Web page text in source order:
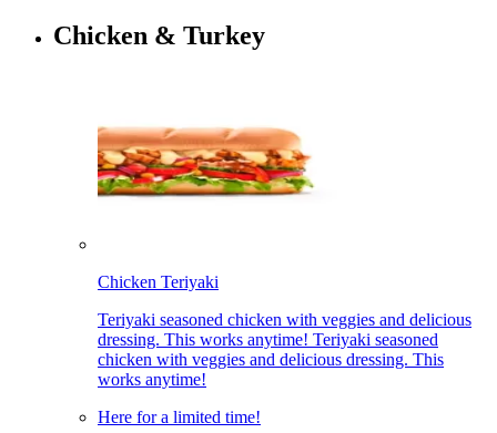
Chicken & Turkey​​​​‌ ‍ ​‍​‍‌‍ ‌ ​‍‌‍‍‌‌‍‌ ‌‍‍‌‌‍ ‍​‍​‍​ ‍‍​‍​‍‌ ​ ‌‍​‌‌‍ ‍‌‍‍‌‌ ‌​‌ ‍‌​‍ ‍‌‍‍‌‌‍ ​‍​‍​‍ ​​‍​‍‌‍‍​‌ ​‍‌‍‌‌‌‍‌‍​‍​‍​ ‍‍​‍​‍‌‍‍​‌ ‌​‌ ‌​‌ ​​‌ ​ ​ ‍‍​‍ ​‍ ‌‍ ‍‌‍ ‌ ​‍‌‍‌​‌‍‍‌‌‍​ ​‍ ‌‌‍​‍‌‍‍‌‌ ‌​‌‍‌‌‌ ​ ​‍ ‌‌‍‌ ‌ ​‍‌‍ ‌ ‌‌‌ ​​​‍ ‌‌ ​ ‌ ‌​‌ ‌‌‌‍‌​‌‍‍‌‌‍ ​‍ ‍‌ ‌‍‌‍‌‌‌ ​‍‌‍​ ‌‍‌‌‌‍ ​​‍ ‍‌‍​‌‌ ​​‌ ​​​‍ ‌‍‍‌‌‍ ‍‌ ‌​‌‍‌‌‌‍ ‍‌ ‌​​‍ ‌‍‌‌‌‍‌​‌‍‍‌‌ ‌​​‍ ‌‍ ‌‌‍ ‌‍‌​‌‍‌‌​ ‌‌ ​​‌ ​‍‌‍‌‌‌ ​ ‌‍‌‌‌‍ ‍‌ ‌​‌‍​‌‌ ‌​‌‍‍‌‌‍ ‌‍ ‍​ ‍ ‌‍‍‌‌‍‌​​ ‌​ ‌‍​ ‌​‌‍‌‍​ ​‌​ ‌‍‌‍​‌​ ​‍‌‍​ ​‍ ‌‌‍​‍‌‍​‍​ ‍​‌‍‌‌​‍ ‌​ ‌​​ ‌​​ ‌‌‌‍​ ​‍ ‌​ ‍‌‌‍​‍​ ​ ‌‍​‌​‍ ‌‌‍​ ​ ​​​ ‍​​ ‍​​ ​​‌‍​‍​ ​ ‌‍‌‌‌‍‌‌​ ‌ ​ ‌​​ ​ ​ ‍ ‌ ‌​‌ ‍‌‌ ​​‌‍‌‌​ ‌‌ ​ ‌ ‌‌‌‍​‍‌‍​ ‌‍​‌‌ ‌​‌‍‌‌‌‍‌ ‌‍ ‌ ​‍‌ ‍‌​ ‍ ‌ ​​‌‍​‌‌ ‌​‌‍‍​​ ‌‌‍ ‍‌‍​‌‌‍ ‌‌‍‌‌​‍‌‌​ ‌‌‌​​‍‌‌ ‌‍‍ ‌‍‌‌‌ ‍‌​‍‌‌​ ​ ‌​‌​​‍‌‌​ ​ ‌​‌​​‍‌‌​ ​‍​ ​‍‌‍‌‌‌‍ ‍​‍‌‌​ ​‍​ ​‍​‍‌‌​ ‌‌‌​‌​​‍ ‍‌ ‌‍‌‍​‌‌‍ ​‌ ‌‌‌‍‌‌​ ‌‍​‍‌‍​‌‌ ​ ‌‍‌‌‌‌‌‌‌ ​‍‌‍ ​​ ‌‌‍‍​‌ ‌​‌ ‌​‌ ​​‌ ​ ​‍‌‌​ ​ ‌​​‌​‍‌‌​ ​‍‌​‌‍​‍‌‌​ ​‍‌​‌‍‌‍ ‍‌‍ ‌ ​‍‌‍‌​‌‍‍‌‌‍​ ​‍ ‌‌‍​‍‌‍‍‌‌ ‌​‌‍‌‌‌ ​ ​‍ ‌‌‍‌ ‌ ​‍‌‍ ‌ ‌‌‌ ​​​‍ ‌‌ ​ ‌ ‌​‌ ‌‌‌‍‌​‌‍‍‌‌‍ ​‍ ‍‌ ‌‍‌‍‌‌‌ ​‍‌‍​ ‌‍‌‌‌‍ ​​‍ ‍‌‍​‌‌ ​​‌ ​​​‍‌‍‌‍‍‌‌‍‌​​ ‌​ ‌‍​ ‌​‌‍‌‍​ ​‌​ ‌‍‌‍​‌​ ​‍‌‍​ ​‍ ‌‌‍​‍‌‍​‍​ ‍​‌‍‌‌​‍ ‌​ ‌​​ ‌​​ ‌‌‌‍​ ​‍ ‌​ ‍‌‌‍​‍​ ​ ‌‍​‌​‍ ‌‌‍​ ​ ​​​ ‍​​ ‍​​ ​​‌‍​‍​ ​ ‌‍‌‌‌‍‌‌​ ‌ ​ ‌​​ ​ ​‍‌‍‌ ‌​‌ ‍‌‌ ​​‌‍‌‌​ ‌‌ ​ ‌ ‌‌‌‍​‍‌‍​ ‌‍​‌‌ ‌​‌‍‌‌‌‍‌ ‌‍ ‌ ​‍‌ ‍‌​‍‌‍‌ ​​‌‍​‌‌ ‌​‌‍‍​​ ‌‌‍ ‍‌‍​‌‌‍ ‌‌‍‌‌​‍‌‌​ ‌‌‌​​‍‌‌ ‌‍‍ ‌‍‌‌‌ ‍‌​‍‌‌​ ​ ‌​‌​​‍‌‌​ ​ ‌​‌​​‍‌‌​ ​‍​ ​‍‌‍‌‌‌‍ ‍​‍‌‌​ ​‍​ ​‍​‍‌‌​ ‌‌‌​‌​​‍ ‍‌ ‌‍‌‍​‌‌‍ ​‌ ‌‌‌‍‌‌​‍‌‍‌ ​​‌‍‌‌‌ ​‍‌ ​ ‌ ​​‌‍‌‌‌‍​ ‌ ‌​‌‍‍‌‌ ‌‍‌‍‌‌​ ‌‌ ​​‌ ‌‌‌‍​‍‌‍ ​‌‍‍‌‌ ​ ‌‍‍​‌‍‌‌‌‍‌​​‍​‍‌ ‌
Chicken Teriyaki​​​​‌ ‍ ​‍​‍‌‍ ‌ ​‍‌‍‍‌‌‍‌ ‌‍‍‌‌‍ ‍​‍​‍​ ‍‍​‍​‍‌ ​ ‌‍​‌‌‍ ‍‌‍‍‌‌ ‌​‌ ‍‌​‍ ‍‌‍‍‌‌‍ ​‍​‍​‍ ​​‍​‍‌‍‍​‌ ​‍‌‍‌‌‌‍‌‍​‍​‍​ ‍‍​‍​‍‌‍‍​‌ ‌​‌ ‌​‌ ​​‌ ​ ​ ‍‍​‍ ​‍ ‌‍ ‍‌‍ ‌ ​‍‌‍‌​‌‍‍‌‌‍​ ​‍ ‌‌‍​‍‌‍‍‌‌ ‌​‌‍‌‌‌ ​ ​‍ ‌‌‍‌ ‌ ​‍‌‍ ‌ ‌‌‌ ​​​‍ ‌‌ ​ ‌ ‌​‌ ‌‌‌‍‌​‌‍‍‌‌‍ ​‍ ‍‌ ‌‍‌‍‌‌‌ ​‍‌‍​ ‌‍‌‌‌‍ ​​‍ ‍‌‍​‌‌ ​​‌ ​​​‍ ‌‍‍‌‌‍ ‍‌ ‌​‌‍‌‌‌‍ ‍‌ ‌​​‍ ‌‍‌‌‌‍‌​‌‍‍‌‌ ‌​​‍ ‌‍ ‌‌‍ ‌‍‌​‌‍‌‌​ ‌‌ ​​‌ ​‍‌‍‌‌‌ ​ ‌‍‌‌‌‍ ‍‌ ‌​‌‍​‌‌ ‌​‌‍‍‌‌‍ ‌‍ ‍​ ‍ ‌‍‍‌‌‍‌​​ ‌​ ​‌​ ‌‌​ ‌‌‌‍​ ‌‍‌​​ ​‌​ ​ ​ ‍‌​‍ ‌​ ‌‍​ ‌‍‌‍‌​​ ​‍​‍ ‌​ ‌​​ ​‍​ ​‌​ ​​​‍ ‌‌‍​‌​ ​ ​ ‌‍‌‍‌​​‍ ‌‌‍​ ​ ‌ ​ ​ ​ ‍‌‌‍​ ​ ‌‍‌‍​‌​ ‌‌​ ​ ‌‍‌​​ ​‍​ ​​​ ‍ ‌ ‌​‌ ‍‌‌ ​​‌‍‌‌​ ‌‌ ​​‌ ​‍‌‍ ‌‍‌​‌ ‌‌‌‍​ ‌ ‌​​ ‍ ‌ ​​‌‍​‌‌ ‌​‌‍‍​​ ‌‌‍ ‍‌‍​‌‌‍ ‌‌‍‌‌​‍‌‌​ ‌‌‌​​‍‌‌ ‌‍‍ ‌‍‌‌‌ ‍‌​‍‌‌​ ​ ‌​‌​​‍‌‌​ ​ ‌​‌​​‍‌‌​ ​‍​ ​‍‌‍‌‌‌‍ ‍​‍‌‌​ ​‍​ ​‍​‍‌‌​ ‌‌‌​‌​​‍ ‍‌ ‌‍‌‍​‌‌‍ ​‌ ‌‌‌‍‌‌​ ‌‍​‍‌‍​‌‌ ​ ‌‍‌‌‌‌‌‌‌ ​‍‌‍ ​​ ‌‌‍‍​‌ ‌​‌ ‌​‌ ​​‌ ​ ​‍‌‌​ ​ ‌​​‌​‍‌‌​ ​‍‌​‌‍​‍‌‌​ ​‍‌​‌‍‌‍ ‍‌‍ ‌ ​‍‌‍‌​‌‍‍‌‌‍​ ​‍ ‌‌‍​‍‌‍‍‌‌ ‌​‌‍‌‌‌ ​ ​‍ ‌‌‍‌ ‌ ​‍‌‍ ‌ ‌‌‌ ​​​‍ ‌‌ ​ ‌ ‌​‌ ‌‌‌‍‌​‌‍‍‌‌‍ ​‍ ‍‌ ‌‍‌‍‌‌‌ ​‍‌‍​ ‌‍‌‌‌‍ ​​‍ ‍‌‍​‌‌ ​​‌ ​​​‍‌‍‌‍‍‌‌‍‌​​ ‌​ ​‌​ ‌‌​ ‌‌‌‍​ ‌‍‌​​ ​‌​ ​ ​ ‍‌​‍ ‌​ ‌‍​ ‌‍‌‍‌​​ ​‍​‍ ‌​ ‌​​ ​‍​ ​‌​ ​​​‍ ‌‌‍​‌​ ​ ​ ‌‍‌‍‌​​‍ ‌‌‍​ ​ ‌ ​ ​ ​ ‍‌‌‍​ ​ ‌‍‌‍​‌​ ‌‌​ ​ ‌‍‌​​ ​‍​ ​​​‍‌‍‌ ‌​‌ ‍‌‌ ​​‌‍‌‌​ ‌‌ ​​‌ ​‍‌‍ ‌‍‌​‌ ‌‌‌‍​ ‌ ‌​​‍‌‍‌ ​​‌‍​‌‌ ‌​‌‍‍​​ ‌‌‍ ‍‌‍​‌‌‍ ‌‌‍‌‌​‍‌‌​ ‌‌‌​​‍‌‌ ‌‍‍ ‌‍‌‌‌ ‍‌​‍‌‌​ ​ ‌​‌​​‍‌‌​ ​ ‌​‌​​‍‌‌​ ​‍​ ​‍‌‍‌‌‌‍ ‍​‍‌‌​ ​‍​ ​‍​‍‌‌​ ‌‌‌​‌​​‍ ‍‌ ‌‍‌‍​‌‌‍ ​‌ ‌‌‌‍‌‌​‍‌‍‌ ​​‌‍‌‌‌ ​‍‌ ​ ‌ ​​‌‍‌‌‌‍​ ‌ ‌​‌‍‍‌‌ ‌‍‌‍‌‌​ ‌‌ ​​‌ ‌‌‌‍​‍‌‍ ​‌‍‍‌‌ ​ ‌‍‍​‌‍‌‌‌‍‌​​‍​‍‌ ‌
Teriyaki seasoned chicken with veggies and delicious
dressing. This works anytime! Teriyaki seasoned
chicken with veggies and delicious dressing. This
works anytime!​​​​‌ ‍ ​‍​‍‌‍ ‌ ​‍‌‍‍‌‌‍‌ ‌‍‍‌‌‍ ‍​‍​‍​ ‍‍​‍​‍‌ ​ ‌‍​‌‌‍ ‍‌‍‍‌‌ ‌​‌ ‍‌​‍ ‍‌‍‍‌‌‍ ​‍​‍​‍ ​​‍​‍‌‍‍​‌ ​‍‌‍‌‌‌‍‌‍​‍​‍​ ‍‍​‍​‍‌‍‍​‌ ‌​‌ ‌​‌ ​​‌ ​ ​ ‍‍​‍ ​‍ ‌‍ ‍‌‍ ‌ ​‍‌‍‌​‌‍‍‌‌‍​ ​‍ ‌‌‍​‍‌‍‍‌‌ ‌​‌‍‌‌‌ ​ ​‍ ‌‌‍‌ ‌ ​‍‌‍ ‌ ‌‌‌ ​​​‍ ‌‌ ​ ‌ ‌​‌ ‌‌‌‍‌​‌‍‍‌‌‍ ​‍ ‍‌ ‌‍‌‍‌‌‌ ​‍‌‍​ ‌‍‌‌‌‍ ​​‍ ‍‌‍​‌‌ ​​‌ ​​​‍ ‌‍‍‌‌‍ ‍‌ ‌​‌‍‌‌‌‍ ‍‌ ‌​​‍ ‌‍‌‌‌‍‌​‌‍‍‌‌ ‌​​‍ ‌‍ ‌‌‍ ‌‍‌​‌‍‌‌​ ‌‌ ​​‌ ​‍‌‍‌‌‌ ​ ‌‍‌‌‌‍ ‍‌ ‌​‌‍​‌‌ ‌​‌‍‍‌‌‍ ‌‍ ‍​ ‍ ‌‍‍‌‌‍‌​​ ‌​ ​‌​ ‌‌​ ‌‌‌‍​ ‌‍‌​​ ​‌​ ​ ​ ‍‌​‍ ‌​ ‌‍​ ‌‍‌‍‌​​ ​‍​‍ ‌​ ‌​​ ​‍​ ​‌​ ​​​‍ ‌‌‍​‌​ ​ ​ ‌‍‌‍‌​​‍ ‌‌‍​ ​ ‌ ​ ​ ​ ‍‌‌‍​ ​ ‌‍‌‍​‌​ ‌‌​ ​ ‌‍‌​​ ​‍​ ​​​ ‍ ‌ ‌​‌ ‍‌‌ ​​‌‍‌‌​ ‌‌ ​​‌ ​‍‌‍ ‌‍‌​‌ ‌‌‌‍​ ‌ ‌​​ ‍ ‌ ​​‌‍​‌‌ ‌​‌‍‍​​ ‌‌ ​ ‌‍‍​‌‍ ‌ ​‍‌ ‌​‌​‌​‌‍‌‌‌ ​ ‌‍​ ‌ ​‍‌‍‍‌‌ ​​‌ ‌​‌‍‍‌‌‍ ‌‍ ‍​‍‌‌​ ‌‌‌​​‍‌‌ ‌‍‍ ‌‍‌‌‌ ‍‌​‍‌‌​ ​ ‌​‌​​‍‌‌​ ​ ‌​‌​​‍‌‌​ ​‍​ ​‍‌‍‌‌‌‍ ‍​‍‌‌​ ​‍​ ​‍​‍‌‌​ ‌‌‌​‌​​‍ ‍‌ ‌‍‌‍​‌‌‍ ​‌ ‌‌‌‍‌‌​ ‌‍​‍‌‍​‌‌ ​ ‌‍‌‌‌‌‌‌‌ ​‍‌‍ ​​ ‌‌‍‍​‌ ‌​‌ ‌​‌ ​​‌ ​ ​‍‌‌​ ​ ‌​​‌​‍‌‌​ ​‍‌​‌‍​‍‌‌​ ​‍‌​‌‍‌‍ ‍‌‍ ‌ ​‍‌‍‌​‌‍‍‌‌‍​ ​‍ ‌‌‍​‍‌‍‍‌‌ ‌​‌‍‌‌‌ ​ ​‍ ‌‌‍‌ ‌ ​‍‌‍ ‌ ‌‌‌ ​​​‍ ‌‌ ​ ‌ ‌​‌ ‌‌‌‍‌​‌‍‍‌‌‍ ​‍ ‍‌ ‌‍‌‍‌‌‌ ​‍‌‍​ ‌‍‌‌‌‍ ​​‍ ‍‌‍​‌‌ ​​‌ ​​​‍‌‍‌‍‍‌‌‍‌​​ ‌​ ​‌​ ‌‌​ ‌‌‌‍​ ‌‍‌​​ ​‌​ ​ ​ ‍‌​‍ ‌​ ‌‍​ ‌‍‌‍‌​​ ​‍​‍ ‌​ ‌​​ ​‍​ ​‌​ ​​​‍ ‌‌‍​‌​ ​ ​ ‌‍‌‍‌​​‍ ‌‌‍​ ​ ‌ ​ ​ ​ ‍‌‌‍​ ​ ‌‍‌‍​‌​ ‌‌​ ​ ‌‍‌​​ ​‍​ ​​​‍‌‍‌ ‌​‌ ‍‌‌ ​​‌‍‌‌​ ‌‌ ​​‌ ​‍‌‍ ‌‍‌​‌ ‌‌‌‍​ ‌ ‌​​‍‌‍‌ ​​‌‍​‌‌ ‌​‌‍‍​​ ‌‌ ​ ‌‍‍​‌‍ ‌ ​‍‌ ‌​‌​‌​‌‍‌‌‌ ​ ‌‍​ ‌ ​‍‌‍‍‌‌ ​​‌ ‌​‌‍‍‌‌‍ ‌‍ ‍​‍‌‌​ ‌‌‌​​‍‌‌ ‌‍‍ ‌‍‌‌‌ ‍‌​‍‌‌​ ​ ‌​‌​​‍‌‌​ ​ ‌​‌​​‍‌‌​ ​‍​ ​‍‌‍‌‌‌‍ ‍​‍‌‌​ ​‍​ ​‍​‍‌‌​ ‌‌‌​‌​​‍ ‍‌ ‌‍‌‍​‌‌‍ ​‌ ‌‌‌‍‌‌​‍‌‍‌ ​​‌‍‌‌‌ ​‍‌ ​ ‌ ​​‌‍‌‌‌‍​ ‌ ‌​‌‍‍‌‌ ‌‍‌‍‌‌​ ‌‌ ​​‌ ‌‌‌‍​‍‌‍ ​‌‍‍‌‌ ​ ‌‍‍​‌‍‌‌‌‍‌​​‍​‍‌ ‌
Here for a limited time!​​​​‌ ‍ ​‍​‍‌‍ ‌ ​‍‌‍‍‌‌‍‌ ‌‍‍‌‌‍ ‍​‍​‍​ ‍‍​‍​‍‌ ​ ‌‍​‌‌‍ ‍‌‍‍‌‌ ‌​‌ ‍‌​‍ ‍‌‍‍‌‌‍ ​‍​‍​‍ ​​‍​‍‌‍‍​‌ ​‍‌‍‌‌‌‍‌‍​‍​‍​ ‍‍​‍​‍‌‍‍​‌ ‌​‌ ‌​‌ ​​‌ ​ ​ ‍‍​‍ ​‍ ‌‍ ‍‌‍ ‌ ​‍‌‍‌​‌‍‍‌‌‍​ ​‍ ‌‌‍​‍‌‍‍‌‌ ‌​‌‍‌‌‌ ​ ​‍ ‌‌‍‌ ‌ ​‍‌‍ ‌ ‌‌‌ ​​​‍ ‌‌ ​ ‌ ‌​‌ ‌‌‌‍‌​‌‍‍‌‌‍ ​‍ ‍‌ ‌‍‌‍‌‌‌ ​‍‌‍​ ‌‍‌‌‌‍ ​​‍ ‍‌‍​‌‌ ​​‌ ​​​‍ ‌‍‍‌‌‍ ‍‌ ‌​‌‍‌‌‌‍ ‍‌ ‌​​‍ ‌‍‌‌‌‍‌​‌‍‍‌‌ ‌​​‍ ‌‍ ‌‌‍ ‌‍‌​‌‍‌‌​ ‌‌ ​​‌ ​‍‌‍‌‌‌ ​ ‌‍‌‌‌‍ ‍‌ ‌​‌‍​‌‌ ‌​‌‍‍‌‌‍ ‌‍ ‍​ ‍ ‌‍‍‌‌‍‌​​ ‌​ ​ ​ ‌ ​ ‌ ​ ‌​‌‍‌​​ ‌​​ ‌‌‌‍‌‍​‍ ‌​ ‌ ‌‍​ ​ ‍​‌‍‌‍​‍ ‌​ ‌​​ ‌​‌‍‌‍‌‍​‍​‍ ‌‌‍​‌​ ​​‌‍​ ‌‍​ ​‍ ‌​ ​‍​ ​​​ ‍​​ ‌​​ ‍‌​ ​‍​ ‌‌​ ‍​​ ‌‍‌‍‌‍​ ​‌‌‍​ ​ ‍ ‌ ‌​‌ ‍‌‌ ​​‌‍‌‌​ ‌‌ ​​‌ ​‍‌‍ ‌‍‌​‌ ‌‌‌‍​ ‌ ‌​​ ‍ ‌ ​​‌‍​‌‌ ‌​‌‍‍​​ ‌‌‍​‍‌‍​‌‌‍‌​‌‍‌ ‌‍‌‌​‍‌‌​ ‌‌‌​​‍‌‌ ‌‍‍ ‌‍‌‌‌ ‍‌​‍‌‌​ ​ ‌​‌​​‍‌‌​ ​ ‌​‌​​‍‌‌​ ​‍​ ​‍‌‍‌‌‌‍ ‍​‍‌‌​ ​‍​ ​‍​‍‌‌​ ‌‌‌​‌​​‍ ‍‌ ‌‍‌‍​‌‌‍ ​‌ ‌‌‌‍‌‌​ ‌‍​‍‌‍​‌‌ ​ ‌‍‌‌‌‌‌‌‌ ​‍‌‍ ​​ ‌‌‍‍​‌ ‌​‌ ‌​‌ ​​‌ ​ ​‍‌‌​ ​ ‌​​‌​‍‌‌​ ​‍‌​‌‍​‍‌‌​ ​‍‌​‌‍‌‍ ‍‌‍ ‌ ​‍‌‍‌​‌‍‍‌‌‍​ ​‍ ‌‌‍​‍‌‍‍‌‌ ‌​‌‍‌‌‌ ​ ​‍ ‌‌‍‌ ‌ ​‍‌‍ ‌ ‌‌‌ ​​​‍ ‌‌ ​ ‌ ‌​‌ ‌‌‌‍‌​‌‍‍‌‌‍ ​‍ ‍‌ ‌‍‌‍‌‌‌ ​‍‌‍​ ‌‍‌‌‌‍ ​​‍ ‍‌‍​‌‌ ​​‌ ​​​‍‌‍‌‍‍‌‌‍‌​​ ‌​ ​ ​ ‌ ​ ‌ ​ ‌​‌‍‌​​ ‌​​ ‌‌‌‍‌‍​‍ ‌​ ‌ ‌‍​ ​ ‍​‌‍‌‍​‍ ‌​ ‌​​ ‌​‌‍‌‍‌‍​‍​‍ ‌‌‍​‌​ ​​‌‍​ ‌‍​ ​‍ ‌​ ​‍​ ​​​ ‍​​ ‌​​ ‍‌​ ​‍​ ‌‌​ ‍​​ ‌‍‌‍‌‍​ ​‌‌‍​ ​‍‌‍‌ ‌​‌ ‍‌‌ ​​‌‍‌‌​ ‌‌ ​​‌ ​‍‌‍ ‌‍‌​‌ ‌‌‌‍​ ‌ ‌​​‍‌‍‌ ​​‌‍​‌‌ ‌​‌‍‍​​ ‌‌‍​‍‌‍​‌‌‍‌​‌‍‌ ‌‍‌‌​‍‌‌​ ‌‌‌​​‍‌‌ ‌‍‍ ‌‍‌‌‌ ‍‌​‍‌‌​ ​ ‌​‌​​‍‌‌​ ​ ‌​‌​​‍‌‌​ ​‍​ ​‍‌‍‌‌‌‍ ‍​‍‌‌​ ​‍​ ​‍​‍‌‌​ ‌‌‌​‌​​‍ ‍‌ ‌‍‌‍​‌‌‍ ​‌ ‌‌‌‍‌‌​‍‌‍‌ ​​‌‍‌‌‌ ​‍‌ ​ ‌ ​​‌‍‌‌‌‍​ ‌ ‌​‌‍‍‌‌ ‌‍‌‍‌‌​ ‌‌ ​​‌ ‌‌‌‍​‍‌‍ ​‌‍‍‌‌ ​ ‌‍‍​‌‍‌‌‌‍‌​​‍​‍‌ ‌